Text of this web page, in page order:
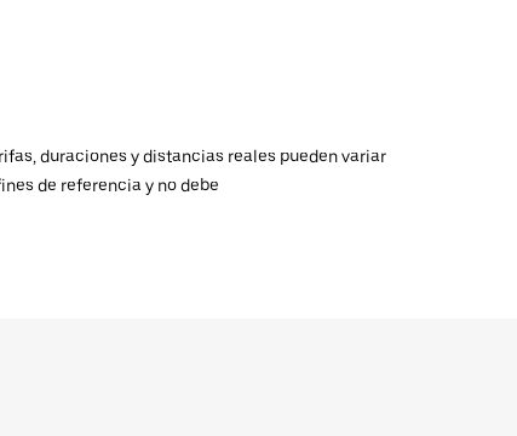
duraciones y distancias reales pueden variar
de referencia y no debe